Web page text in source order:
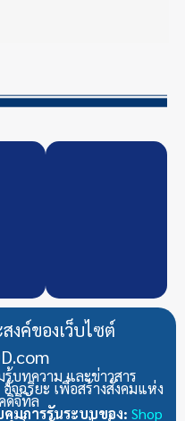
งค์ของเว็บไซต์
รู้บทความ และข่าวสาร
อัจฉริยะ เพื่อสร้างสังคมแห่ง
ดิจิทัล
มการรันระบบของ: Shop